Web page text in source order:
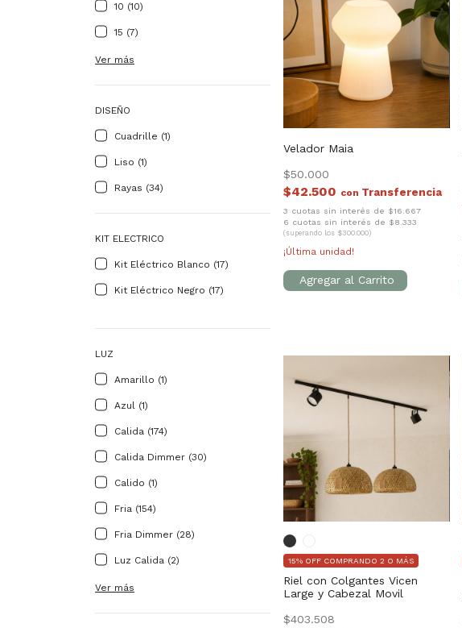
10 (10)
15 (7)
Ver más
DISEÑO
Cuadrille (1)
Liso (1)
Rayas (34)
KIT ELECTRICO
Kit Eléctrico Blanco (17)
Kit Eléctrico Negro (17)
LUZ
Amarillo (1)
Azul (1)
Calida (174)
Calida Dimmer (30)
Calido (1)
Fria (154)
Fria Dimmer (28)
Luz Calida (2)
Ver más
Velador Maia
$50.000
$42.500 con
3 cuotas sin interés de $16.667
6 cuotas sin interés de $8.333
(superando los $300.000)
¡Última unidad!
Riel con Colgantes Vicen
Large y Cabezal Movil
$403.508
15% OFF COMPRANDO 2 O MÁS